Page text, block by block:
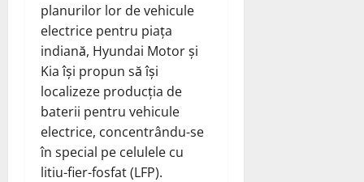
planurilor lor de vehicule
electrice pentru piața
indiană, Hyundai Motor și
Kia își propun să își
localizeze producția de
baterii pentru vehicule
electrice, concentrându-se
în special pe celulele cu
litiu-fier-fosfat (LFP).